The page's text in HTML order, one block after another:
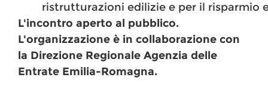
ristrutturazioni edilizie e per il risparmio
L'incontro aperto al pubblico.
L'organizzazione è in collaborazione con
la Direzione Regionale Agenzia delle
Entrate Emilia-Romagna.